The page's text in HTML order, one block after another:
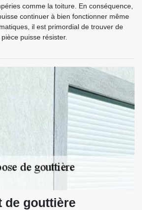
comme la toiture. En conséquence,
continuer à bien fonctionner même
il est primordial de trouver de
puisse résister.
de gouttière